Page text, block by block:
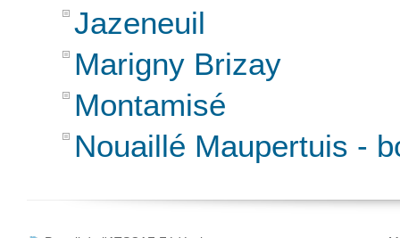
Jazeneuil
Marigny Brizay
Montamisé
Nouaillé Maupertuis -